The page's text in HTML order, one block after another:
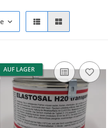
AUF LAGER